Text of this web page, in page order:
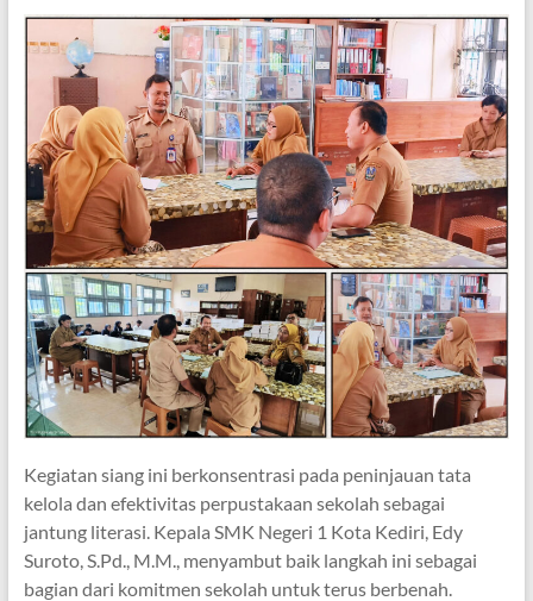
Kegiatan siang ini berkonsentrasi pada peninjauan tata
kelola dan efektivitas perpustakaan sekolah sebagai
jantung literasi. Kepala SMK Negeri 1 Kota Kediri, Edy
Suroto, S.Pd., M.M., menyambut baik langkah ini sebagai
bagian dari komitmen sekolah untuk terus berbenah.